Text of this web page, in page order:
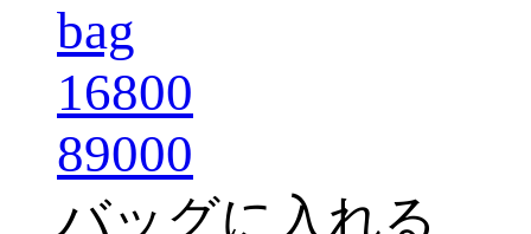
bag
16800
89000
バッグに入れる